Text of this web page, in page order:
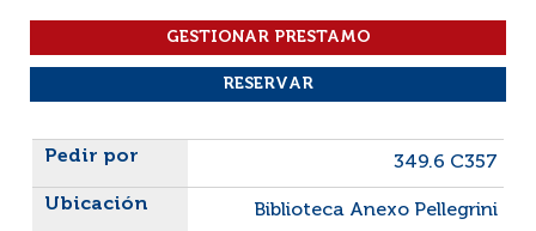
Liste des exemplaires
349.6 C357
Biblioteca Anexo Pellegrini